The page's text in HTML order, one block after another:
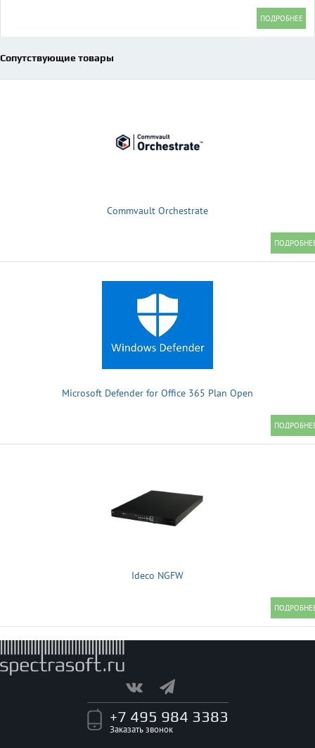
Сопутствующие товары
Commvault Orchestrate
Microsoft Defender for Office 365 Plan Open
Ideco NGFW
+7 495 984 3383
Заказать звонок